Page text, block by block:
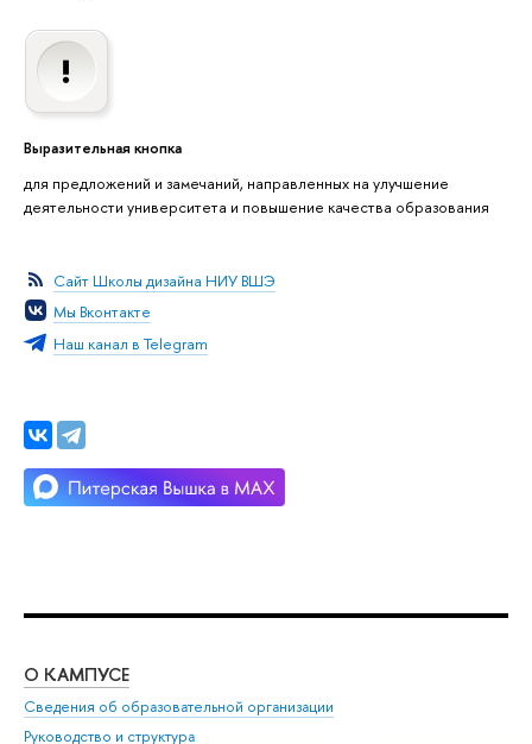
Выразительная кнопка
для предложений и замечаний, направленных на улучшение
деятельности университета и повышение качества образования
Сайт Школы дизайна НИУ ВШЭ
Мы Вконтакте
Наш канал в Telegram
О КАМПУСЕ
Сведения об образовательной организации
Руководство и структура